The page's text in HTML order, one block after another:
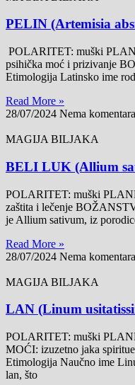
PELIN (Artemisia
POLARITET: muški
psihička moć i prizivanje
Etimologija Latinsko ime
Read More »
28/07/2024 Nema komentara
MAGIJA BILJAKA
BELI LUK (Allium
POLARITET: muški
zaštita i lečenje
je Allium sativum, iz
Read More »
28/07/2024 Nema komentara
MAGIJA BILJAKA
LAN (Linum
POLARITET: muški
MOĆI: izuzetno jaka
Etimologija Naučno ime
lan, što